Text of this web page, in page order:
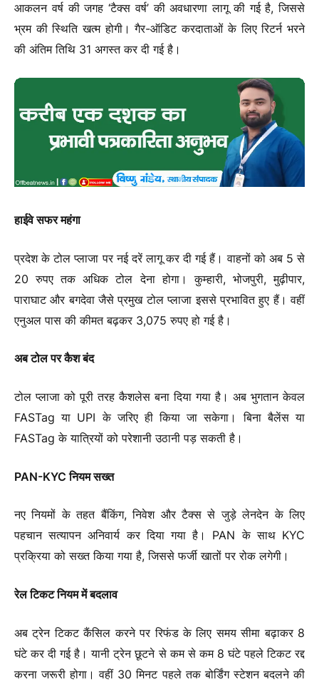
आकलन वर्ष की जगह ‘टैक्स वर्ष’ की अवधारणा लागू की गई है, जिससे
भ्रम की स्थिति खत्म होगी। गैर-ऑडिट करदाताओं के लिए रिटर्न भरने
की अंतिम तिथि 31 अगस्त कर दी गई है।
हाईवे सफर महंगा
प्रदेश के टोल प्लाजा पर नई दरें लागू कर दी गई हैं। वाहनों को अब 5 से
20 रुपए तक अधिक टोल देना होगा। कुम्हारी, भोजपुरी, मुढ़ीपार,
पाराघाट और बगदेवा जैसे प्रमुख टोल प्लाजा इससे प्रभावित हुए हैं। वहीं
एनुअल पास की कीमत बढ़कर 3,075 रुपए हो गई है।
अब टोल पर कैश बंद
टोल प्लाजा को पूरी तरह कैशलेस बना दिया गया है। अब भुगतान केवल
FASTag या UPI के जरिए ही किया जा सकेगा। बिना बैलेंस या
FASTag के यात्रियों को परेशानी उठानी पड़ सकती है।
PAN-KYC नियम सख्त
नए नियमों के तहत बैंकिंग, निवेश और टैक्स से जुड़े लेनदेन के लिए
पहचान सत्यापन अनिवार्य कर दिया गया है। PAN के साथ KYC
प्रक्रिया को सख्त किया गया है, जिससे फर्जी खातों पर रोक लगेगी।
रेल टिकट नियम में बदलाव
अब ट्रेन टिकट कैंसिल करने पर रिफंड के लिए समय सीमा बढ़ाकर 8
घंटे कर दी गई है। यानी ट्रेन छूटने से कम से कम 8 घंटे पहले टिकट रद्द
करना जरूरी होगा। वहीं 30 मिनट पहले तक बोर्डिंग स्टेशन बदलने की